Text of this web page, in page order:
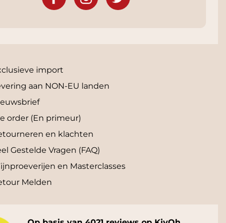
import
aan NON-EU landen
order (En primeur)
en klachten
Gestelde Vragen (FAQ)
en Masterclasses
Melden